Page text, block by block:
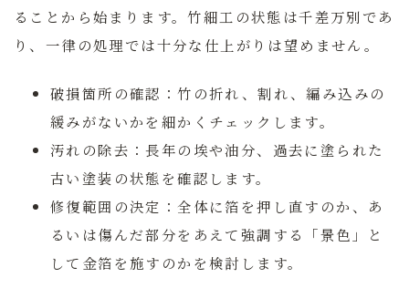
ることから始まります。竹細工の状態は千差万別であ
り、一律の処理では十分な仕上がりは望めません。
破損箇所の確認：竹の折れ、割れ、編み込みの
緩みがないかを細かくチェックします。
汚れの除去：長年の埃や油分、過去に塗られた
古い塗装の状態を確認します。
修復範囲の決定：全体に箔を押し直すのか、あ
るいは傷んだ部分をあえて強調する「景色」と
して金箔を施すのかを検討します。